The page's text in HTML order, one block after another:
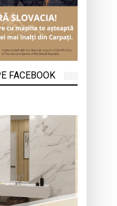
FACEBOOK